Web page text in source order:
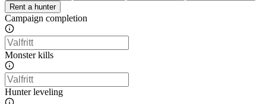
Rent a hunter
Campaign completion
Monster kills
Hunter leveling